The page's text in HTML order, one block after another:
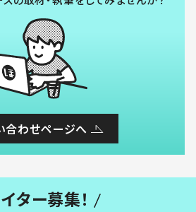
合わせページへ
ター募集！